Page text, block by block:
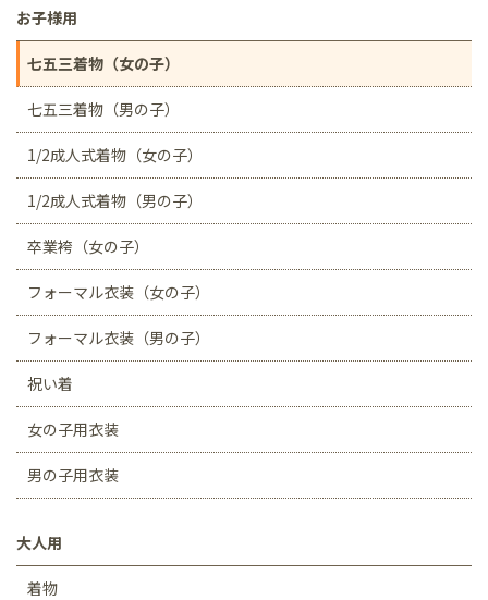
お子様用
七五三着物（女の子）
七五三着物（男の子）
1/2成人式着物（女の子）
1/2成人式着物（男の子）
卒業袴（女の子）
フォーマル衣装（女の子）
フォーマル衣装（男の子）
祝い着
女の子用衣装
男の子用衣装
大人用
着物